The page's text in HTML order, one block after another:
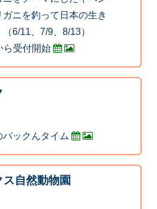
ガニを釣って日本の生き
6/11、7/9、8/13）
受付開始
ックんタイム
自然動物園